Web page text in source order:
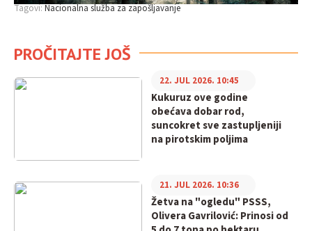
Tagovi:Nacionalna služba za zapošljavanje
PROČITAJTE JOŠ
Kukuruz ove godine
obećava dobar rod,
suncokret sve zastupljeniji
na pirotskim poljima
22. JUL 2026. 10:45
Žetva na "ogledu" PSSS,
Olivera Gavrilović: Prinosi od
21. JUL 2026. 10:36